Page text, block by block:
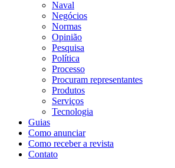
Naval
Negócios
Normas
Opinião
Pesquisa
Política
Processo
Procuram representantes
Produtos
Serviços
Tecnologia
Guias
Como anunciar
Como receber a revista
Contato